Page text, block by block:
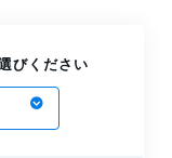
びください